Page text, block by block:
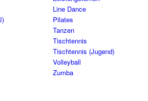
Line Dance
Pilates
Tanzen
Tischtennis
Tischtennis (Jugend)
Volleyball
Zumba